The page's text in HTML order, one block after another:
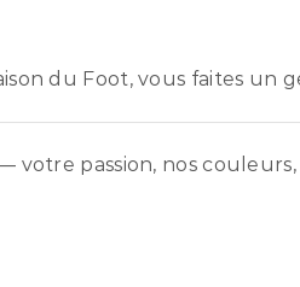
du Foot, vous faites
votre passion, nos